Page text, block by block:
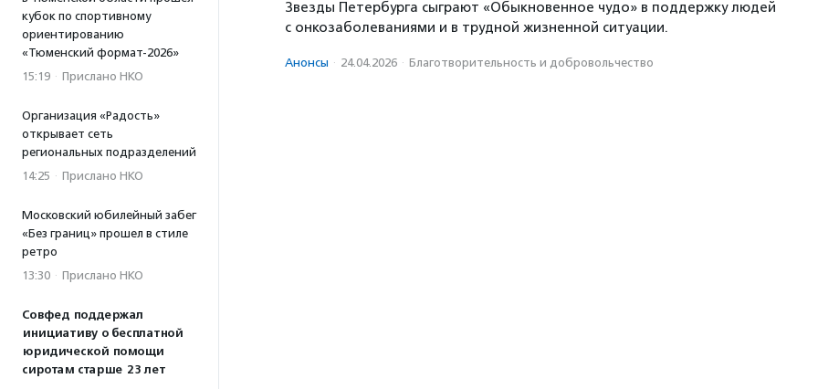
кубок по спортивному
ориентированию
«Тюменский формат-2026»
15:19 · Прислано НКО
Организация «Радость»
открывает сеть
региональных подразделений
14:25 · Прислано НКО
Московский юбилейный забег
«Без границ» прошел в стиле
ретро
13:30 · Прислано НКО
Совфед поддержал
инициативу о бесплатной
юридической помощи
сиротам старше 23 лет
Звезды Петербурга сыграют «Обыкновенное чудо» в поддержку людей
с онкозаболеваниями и в трудной жизненной ситуации.
Анонсы · 24.04.2026 · Благотвори­тель­ность и доброволь­чест­во